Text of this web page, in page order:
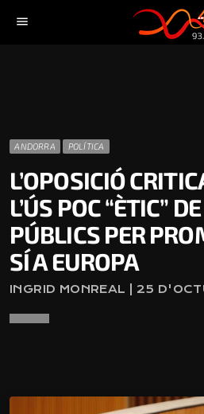
menu
ANDORRA POLÍTICA
L’OPOSICIÓ
L’ÚS POC “ÈTIC”
PÚBLICS PER
SÍ A EUROPA
INGRID MONREAL | 25